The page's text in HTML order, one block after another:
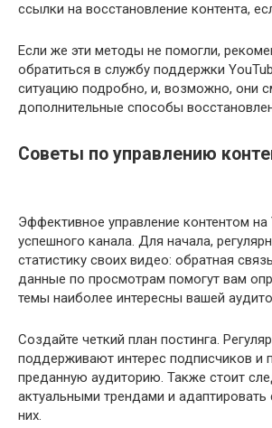
ссылки на восстановление контента,
Если же эти методы не помогли,
обратиться в службу поддержки
ситуацию подробно, и, возможно, они
дополнительные способы
Советы по управлению
Эффективное управление контентом на
успешного канала. Для начала,
статистику своих видео: обратная
данные по просмотрам помогут вам
темы наиболее интересны вашей
Создайте четкий план постинга.
поддерживают интерес подписчиков и
преданную аудиторию. Также стоит
актуальными трендами и адаптировать
них.